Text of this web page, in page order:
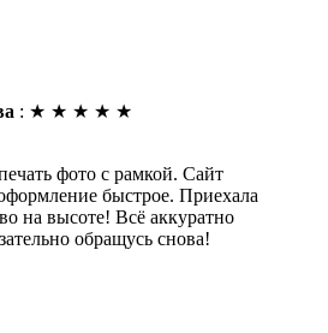
: ★ ★ ★ ★ ★
фото с рамкой. Сайт
быстрое. Приехала
на высоте! Всё аккуратно
обращусь снова!